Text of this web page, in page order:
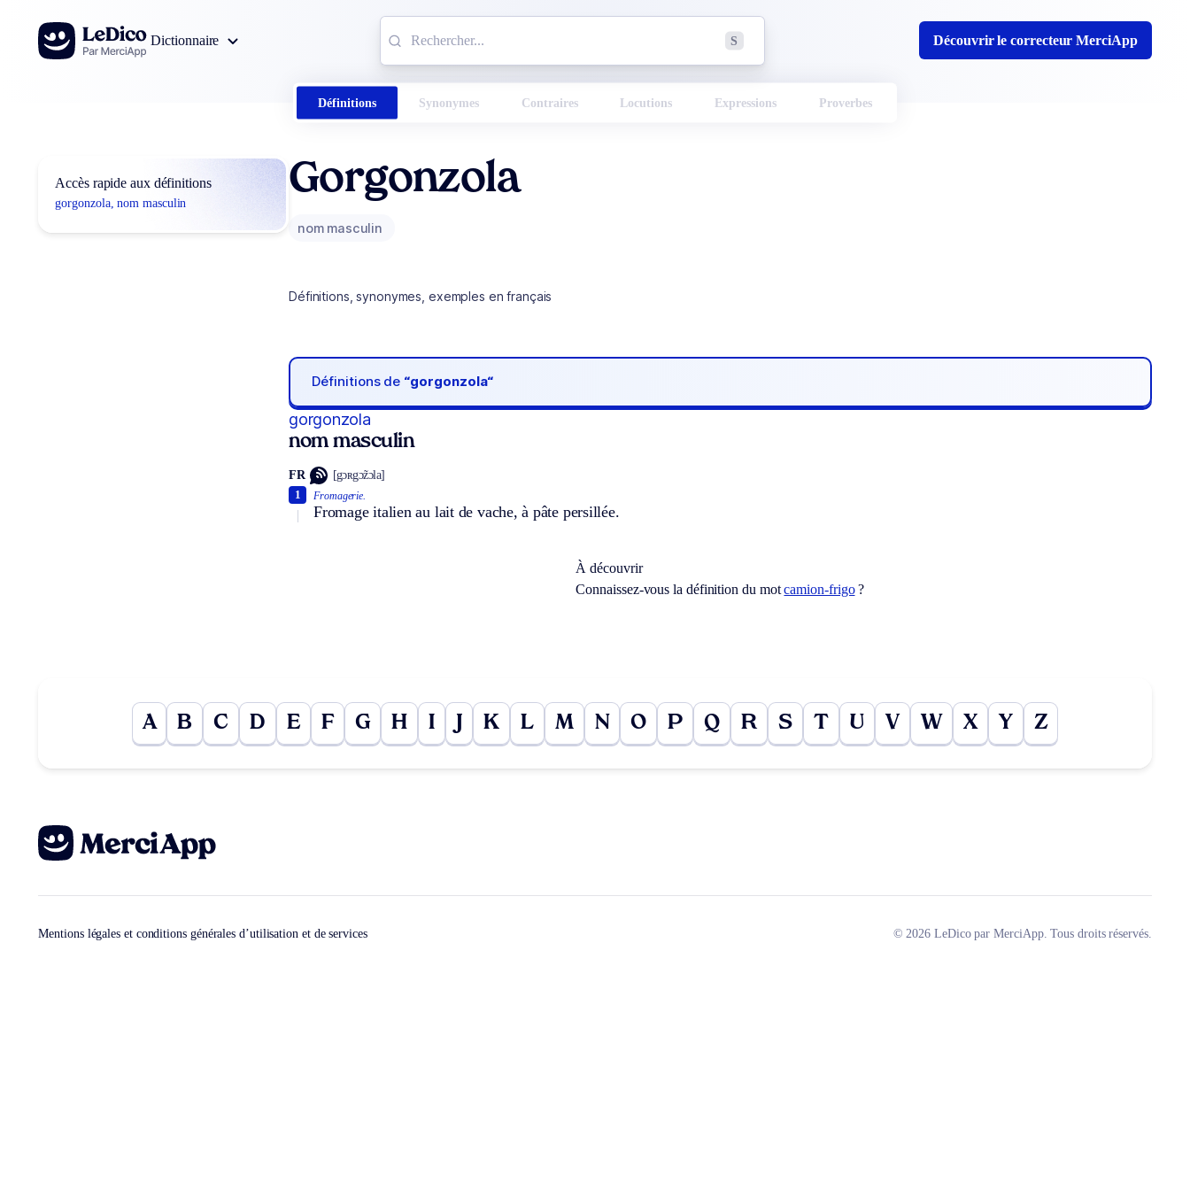
Aller au contenu
Dictionnaire
S Découvrir le correcteur MerciApp
Définitions Synonymes Contraires Locutions Expressions Proverbes
Accès rapide aux définitions
gorgonzola, nom masculin
Gorgonzola
nom masculin
Définitions, synonymes, exemples en français
Définitions de “gorgonzola“
gorgonzola
nom masculin
FR [gɔʀgɔ̃zɔla]
Fromagerie.
Fromage italien au lait de vache, à pâte persillée.
1
À découvrir
Connaissez-vous la définition du motcamion-frigo?
A B C D E F G H I K L M N O P Q R S T U V W X Y Z
Mentions légales et conditions générales d’utilisation et de services © 2026 LeDico par MerciApp. Tous droits réservés.